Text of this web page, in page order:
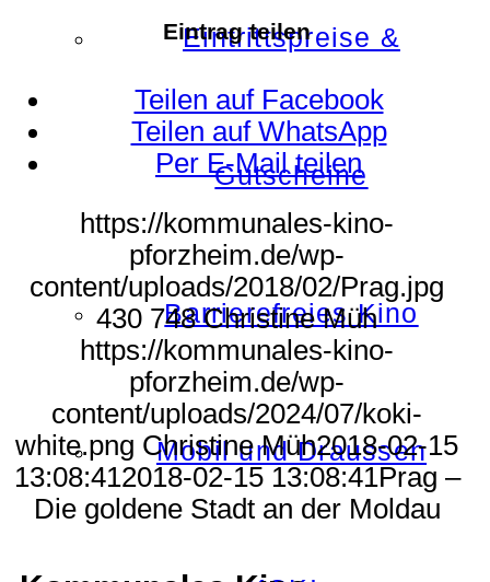
Eintrittspreise &
Gutscheine
Barrierefreies Kino
Mobil und Draussen
Eintrag teilen
Teilen auf Facebook
Teilen auf WhatsApp
Per E-Mail teilen
https://kommunales-kino-
pforzheim.de/wp-
content/uploads/2018/02/Prag.jpg
430 748 Christine Müh
https://kommunales-kino-
pforzheim.de/wp-
content/uploads/2024/07/koki-
white.png Christine Müh2018-02-15
13:08:412018-02-15 13:08:41Prag –
Die goldene Stadt an der Moldau